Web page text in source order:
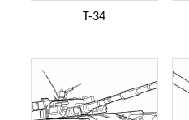
T-34